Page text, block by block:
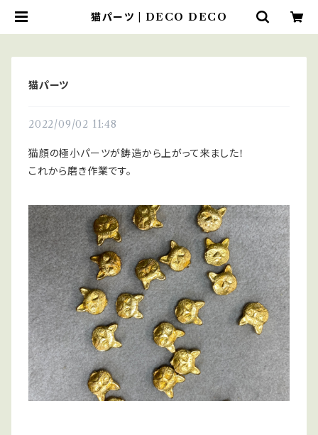
猫パーツ | DECO DECO
猫パーツ
2022/09/02 11:48
猫顔の極小パーツが鋳造から上がって来ました！
これから磨き作業です。